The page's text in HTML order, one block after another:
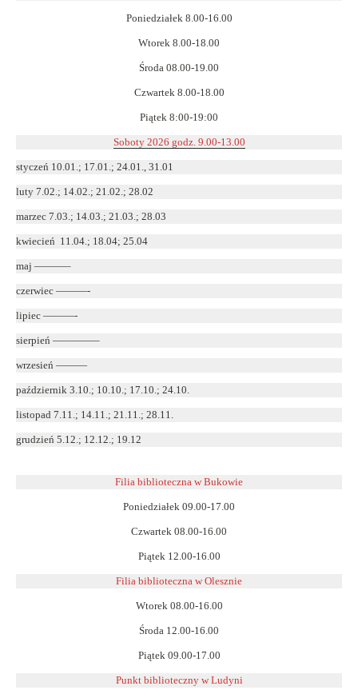
Poniedziałek 8.00-16.00
Wtorek 8.00-18.00
Środa 08.00-19.00
Czwartek 8.00-18.00
Piątek 8:00-19:00
Soboty 2026 godz. 9.00-13.00
styczeń 10.01.; 17.01.; 24.01., 31.01
luty 7.02.; 14.02.; 21.02.; 28.02
marzec 7.03.; 14.03.; 21.03.; 28.03
kwiecień 11.04.; 18.04; 25.04
maj ———–
czerwiec ———-
lipiec ———-
sierpień ————–
wrzesień ———
październik 3.10.; 10.10.; 17.10.; 24.10.
listopad 7.11.; 14.11.; 21.11.; 28.11.
grudzień 5.12.; 12.12.; 19.12
Filia biblioteczna w Bukowie
Poniedziałek 09.00-17.00
Czwartek 08.00-16.00
Piątek 12.00-16.00
Filia biblioteczna w Olesznie
Wtorek 08.00-16.00
Środa 12.00-16.00
Piątek 09.00-17.00
Punkt biblioteczny w Ludyni